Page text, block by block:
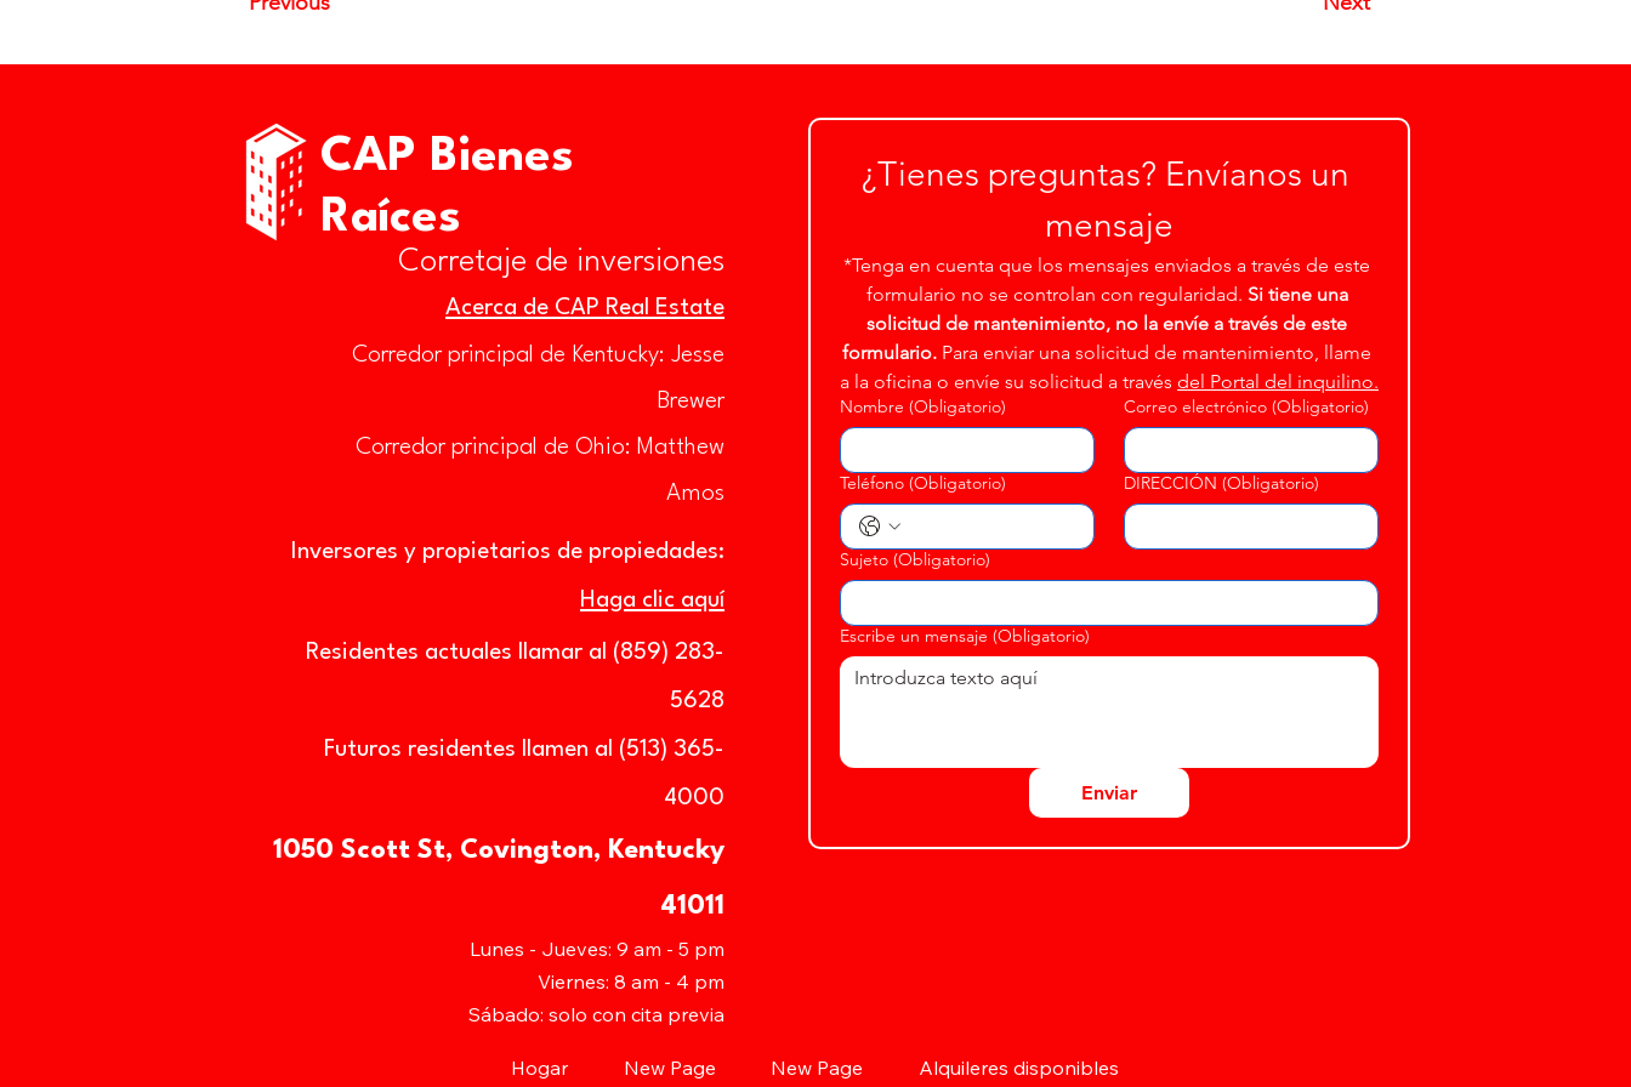
CAP Bienes
Raíces
Corretaje de inversiones
Acerca de CAP Real Estate
Corredor principal de Kentucky: Jesse
Brewer
Corredor principal de Ohio: Matthew
Amos
Inversores y propietarios de propiedades:
Haga clic aquí
Residentes actuales llamar al (859) 283-
5628
Futuros residentes llamen al (513) 365-
4000
1050 Scott St, Covington, Kentucky
41011
Lunes - Jueves: 9 am - 5 pm
Viernes: 8 am - 4 pm
Sábado: solo con cita previa
¿Tienes preguntas? Envíanos un
mensaje
*Tenga en cuenta que los mensajes enviados a través de este
formulario no se controlan con regularidad. Si tiene una
solicitud de mantenimiento, no la envíe a través de este
formulario. Para enviar una solicitud de mantenimiento, llame
a la oficina o envíe su solicitud a través del Portal del inquilino.
Nombre (Obligatorio) Correo electrónico (Obligatorio)
Teléfono (Obligatorio) DIRECCIÓN (Obligatorio)
Sujeto (Obligatorio)
Escribe un mensaje (Obligatorio)
Enviar
Hogar New Page New Page Alquileres disponibles